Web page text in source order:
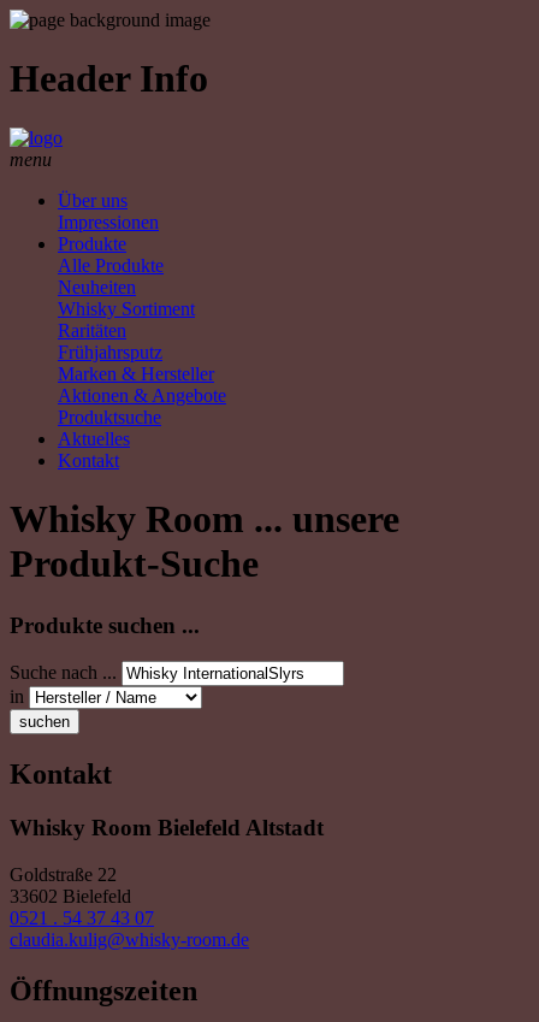
Header Info
menu
Über uns
Impressionen
Produkte
Alle Produkte
Neuheiten
Whisky Sortiment
Raritäten
Frühjahrsputz
Marken & Hersteller
Aktionen & Angebote
Produktsuche
Aktuelles
Kontakt
Whisky Room ... unsere
Produkt-Suche
Produkte suchen ...
Suche nach ...
in
suchen
Kontakt
Whisky Room Bielefeld Altstadt
Goldstraße 22
33602 Bielefeld
0521 . 54 37 43 07
claudia.kulig@whisky-room.de
Öffnungszeiten